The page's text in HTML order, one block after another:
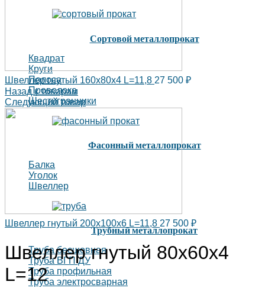
Сортовой металлопрокат
Квадрат
Круги
Полоса
Проволока
Шестигранники
Фасонный металлопрокат
Балка
Уголок
Швеллер
Трубный металлопрокат
Труба бесшовная
Труба ВГП ДУ
Труба профильная
Труба электросварная
Швеллер гнутый 160х80х4 L=11,8 27 500 ₽
Назад к товарам
Следующий товар
Швеллер гнутый 200х100х6 L=11,8 27 500 ₽
Швеллер гнутый 80х60х4
L=12